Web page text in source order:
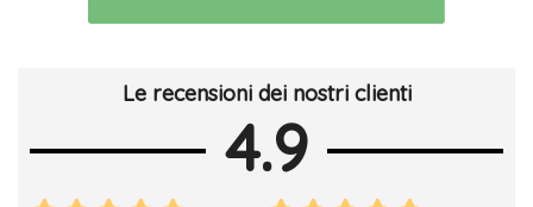
Le recensioni dei nostri clienti
4.9